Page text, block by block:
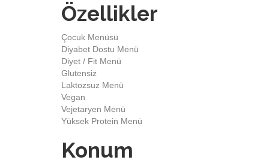
Özellikler
Çocuk Menüsü
Diyabet Dostu Menü
Diyet / Fit Menü
Glutensiz
Laktozsuz Menü
Vegan
Vejetaryen Menü
Yüksek Protein Menü
Konum